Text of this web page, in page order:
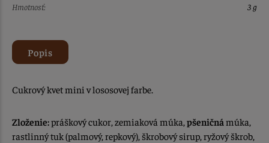
Hmotnosť:
3 g
Popis
Cukrový kvet mini v lososovej farbe.
Zloženie:práškový cukor, zemiaková múka, pšeničná múka,
rastlinný tuk (palmový, repkový), škrobový sirup, ryžový škrob,